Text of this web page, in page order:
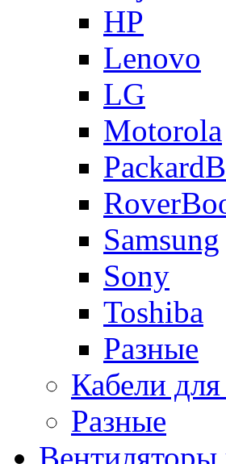
HP
Lenovo
LG
Motorola
Samsung
Sony
Toshiba
Разные
Кабели
Разные
Вентиляторы